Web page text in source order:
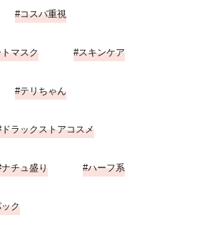
コスパ重視
マスク スキンケア
テリちゃん
ドラックストアコスメ
ナチュ盛り ハーフ系
ク